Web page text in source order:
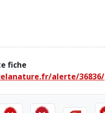
fiche
alerte/36836/